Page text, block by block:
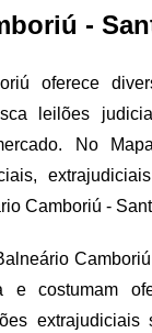
-
oferece
leilões
No
Camboriú -
e costumam
extrajudiciais